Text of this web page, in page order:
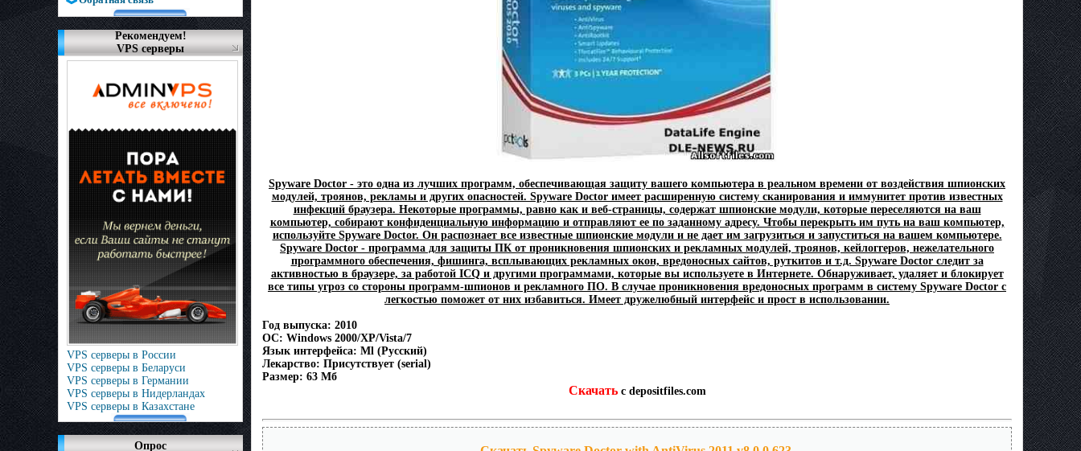
Рекомендуем!
VPS серверы
VPS серверы в России
VPS серверы в Беларуси
VPS серверы в Германии
VPS серверы в Нидерландах
VPS серверы в Казахстане
Опрос
Spyware Doctor - это одна из лучших программ, обеспечивающая защиту вашего компьютера в реальном времени от воздействия шпионских
модулей, троянов, рекламы и других опасностей. Spyware Doctor имеет расширенную систему сканирования и иммунитет против известных
инфекций браузера. Некоторые программы, равно как и веб-страницы, содержат шпионские модули, которые переселяются на ваш
компьютер, собирают конфиденциальную информацию и отправляют ее по заданному адресу. Чтобы перекрыть им путь на ваш компьютер,
используйте Spyware Doctor. Он распознает все известные шпионские модули и не дает им загрузиться и запуститься на вашем компьютере.
Spyware Doctor - программа для защиты ПК от проникновения шпионских и рекламных модулей, троянов, кейлоггеров, нежелательного
программного обеспечения, фишинга, всплывающих рекламных окон, вредоносных сайтов, руткитов и т.д. Spyware Doctor следит за
активностью в браузере, за работой ICQ и другими программами, которые вы используете в Интернете. Обнаруживает, удаляет и блокирует
все типы угроз со стороны программ-шпионов и рекламного ПО. В случае проникновения вредоносных программ в систему Spyware Doctor с
легкостью поможет от них избавиться. Имеет дружелюбный интерфейс и прост в использовании.
Год выпуска: 2010
ОС: Windows 2000/XP/Vista/7
Язык интерфейса: Ml (Русский)
Лекарство: Присутствует (serial)
Размер: 63 Мб
Скачатьс depositfiles.com